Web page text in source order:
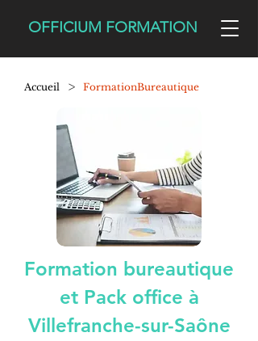
OFFICIUM FORMATION
Accueil > FormationBureautique
Formation bureautique
et Pack office à
Villefranche-sur-Saône